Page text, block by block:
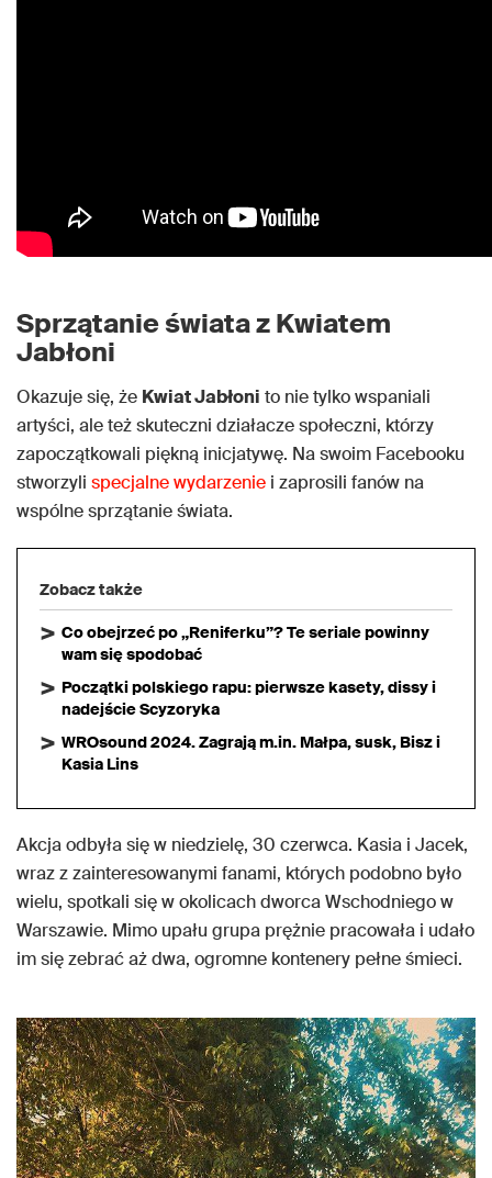
Sprzątanie świata z Kwiatem
Jabłoni
Okazuje się, że Kwiat Jabłoni to nie tylko wspaniali
artyści, ale też skuteczni działacze społeczni, którzy
zapoczątkowali piękną inicjatywę. Na swoim Facebooku
stworzyli specjalne wydarzenie i zaprosili fanów na
wspólne sprzątanie świata.
Zobacz także
Co obejrzeć po „Reniferku”? Te seriale powinny
wam się spodobać
Początki polskiego rapu: pierwsze kasety, dissy i
nadejście Scyzoryka
WROsound 2024. Zagrają m.in. Małpa, susk, Bisz i
Kasia Lins
Akcja odbyła się w niedzielę, 30 czerwca. Kasia i Jacek,
wraz z zainteresowanymi fanami, których podobno było
wielu, spotkali się w okolicach dworca Wschodniego w
Warszawie. Mimo upału grupa prężnie pracowała i udało
im się zebrać aż dwa, ogromne kontenery pełne śmieci.